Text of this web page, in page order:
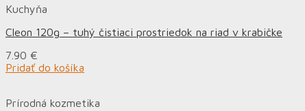
Kuchyňa
Cleon 120g – tuhý čistiaci prostriedok na riad v krabičke
7.90 €
Pridať do košíka
Prírodná kozmetika